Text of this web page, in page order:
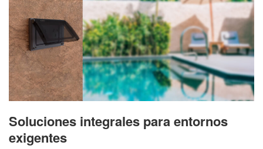
Soluciones integrales para entornos
exigentes